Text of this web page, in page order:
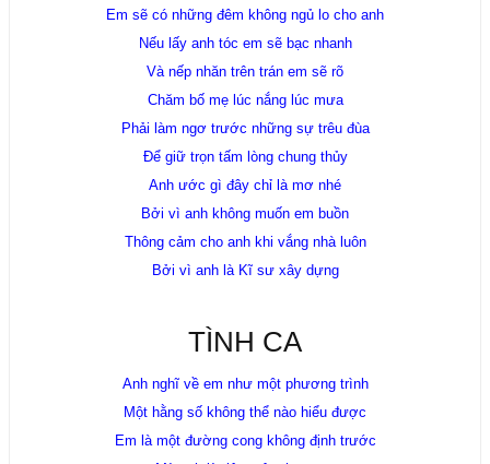
Em sẽ có những đêm không ngủ lo cho anh
Nếu lấy anh tóc em sẽ bạc nhanh
Và nếp nhăn trên trán em sẽ rõ
Chăm bố mẹ lúc nắng lúc mưa
Phải làm ngơ trước những sự trêu đùa
Để giữ trọn tấm lòng chung thủy
Anh ước gì đây chỉ là mơ nhé
Bởi vì anh không muốn em buồn
Thông cảm cho anh khi vắng nhà luôn
Bởi vì anh là Kĩ sư xây dựng
TÌNH CA
Anh nghĩ về em như một phương trình
Một hằng số không thể nào hiểu được
Em là một đường cong không định trước